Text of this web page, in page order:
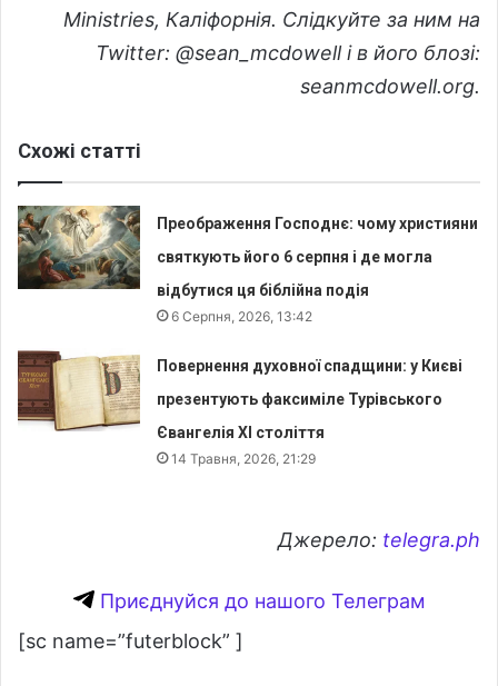
Ministries, Каліфорнія. Слідкуйте за ним на
Twitter: @sean_mcdowell і в його блозі:
seanmcdowell.org.
Схожі статті
Преображення Господнє: чому християни
святкують його 6 серпня і де могла
відбутися ця біблійна подія
6 Серпня, 2026, 13:42
Повернення духовної спадщини: у Києві
презентують факсиміле Турівського
Євангелія XI століття
14 Травня, 2026, 21:29
Джерело: telegra.ph
Приєднуйся до нашого Телеграм
[sc name=”futerblock” ]